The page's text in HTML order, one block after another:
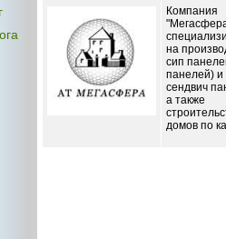
Компания
на
сип
панелей) и
сендвич
а также
домов по